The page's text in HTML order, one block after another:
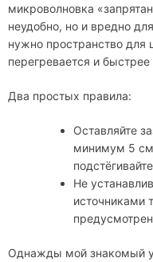
микроволновка
неудобно, но и вредно
нужно пространство для
перегревается и
Два простых правила:
Оставляйте
минимум 5 см
Не
источниками
Однажды мой знакомый